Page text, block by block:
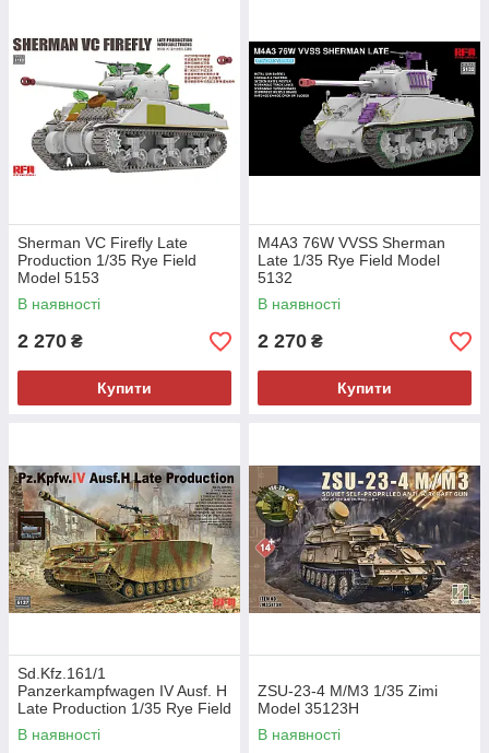
Sherman VC Firefly Late
Production 1/35 Rye Field
Model 5153
В наявності
2 270 ₴
Купити
M4A3 76W VVSS Sherman
Late 1/35 Rye Field Model
5132
В наявності
2 270 ₴
Купити
Sd.Kfz.161/1
Panzerkampfwagen IV Ausf. H
Late Production 1/35 Rye Field
Model 5127
В наявності
ZSU-23-4 M/M3 1/35 Zimi
Model 35123H
В наявності